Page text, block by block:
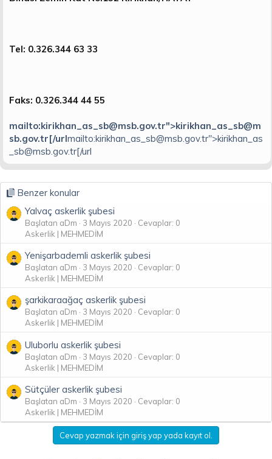
Tel: 0.326.344 63 33
Faks: 0.326.344 44 55
mailto:kirikhan_as_sb@msb.gov.tr">kirikhan_as_sb@m
sb.gov.tr[/urlmailto:kirikhan_as_sb@msb.gov.tr">kirikhan_as
_sb@msb.gov.tr[/url
Benzer konular
Yalvaç askerlik şubesi
Başlatan aDm 3 Mayıs 2020
Cevaplar: 0
Askerlik | MEHMEDİM
Yenişarbademli askerlik şubesi
Başlatan aDm 3 Mayıs 2020
Cevaplar: 0
Askerlik | MEHMEDİM
şarkikaraağaç askerlik şubesi
Başlatan aDm 3 Mayıs 2020
Cevaplar: 0
Askerlik | MEHMEDİM
Uluborlu askerlik şubesi
Başlatan aDm 3 Mayıs 2020
Cevaplar: 0
Askerlik | MEHMEDİM
Sütçüler askerlik şubesi
Başlatan aDm 3 Mayıs 2020
Cevaplar: 0
Askerlik | MEHMEDİM
Cevap yazmak için giriş yap yada kayıt ol.